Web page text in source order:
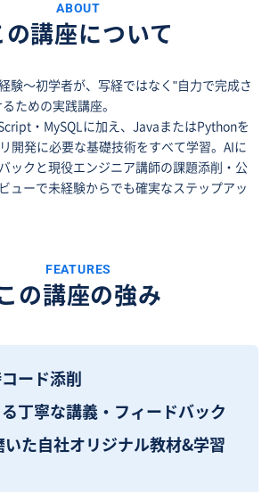
ABOUT
の講座について
験〜初学者が、写経ではなく"自力で完成さ
ための実践講座。
・MySQLに加え、JavaまたはPythonを
開発に必要な基礎技術をすべて学習。AIに
ックと現役エンジニア講師の課題添削・公
ューで未経験からでも確実なステップアッ
FEATURES
の講座の強み
ード添削
丁寧な講義・フィードバック
た自社オリジナル教材&学習